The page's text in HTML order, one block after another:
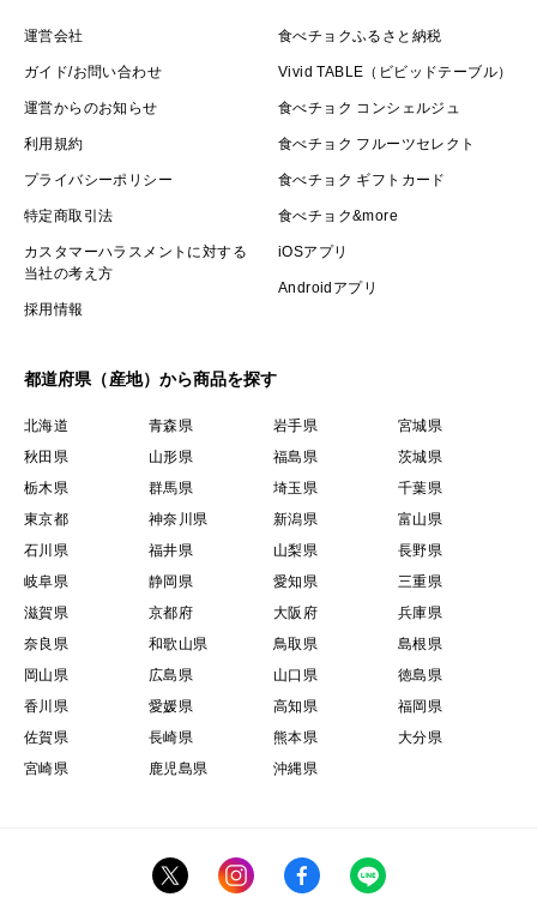
運営会社
ガイド/お問い合わせ
運営からのお知らせ
利用規約
プライバシーポリシー
特定商取引法
カスタマーハラスメントに対する
当社の考え方
採用情報
食べチョクふるさと納税
Vivid TABLE（ビビッドテーブル）
食べチョク コンシェルジュ
食べチョク フルーツセレクト
食べチョク ギフトカード
食べチョク&more
iOSアプリ
Androidアプリ
都道府県（産地）から商品を探す
北海道 青森県 岩手県
宮城県
秋田県
山形県 福島県
茨城県
栃木県
群馬県 埼玉県
千葉県
東京都
神奈川県 新潟県
富山県
石川県
福井県 山梨県
長野県
岐阜県
静岡県 愛知県
三重県
滋賀県
京都府 大阪府
兵庫県
奈良県
和歌山県 鳥取県
島根県
岡山県
広島県 山口県
徳島県
香川県
愛媛県 高知県
福岡県
佐賀県
長崎県 熊本県
大分県
宮崎県
鹿児島県 沖縄県